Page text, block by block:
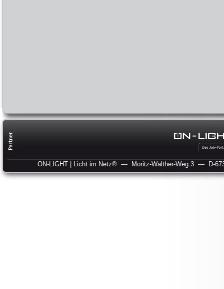
ON-LIGHT | Licht im Netz® — Moritz-Walther-Weg 3 — D-